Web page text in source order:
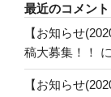
最近のコメント
【お知らせ
稿大募集！！
に
【お知らせ